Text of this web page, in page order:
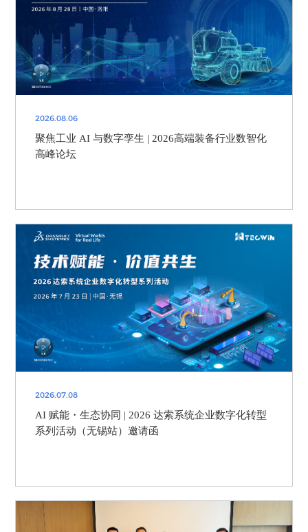
2026.08.06
聚焦工业 AI 与数字孪生 | 2026高端装备行业数智化
高峰论坛
2026.07.08
AI 赋能・生态协同 | 2026 达索系统企业数字化转型
系列活动（无锡站）邀请函